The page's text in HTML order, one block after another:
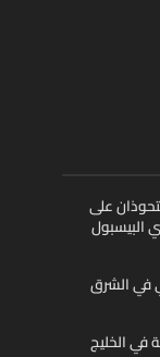
على
البيسبول
في الشرق